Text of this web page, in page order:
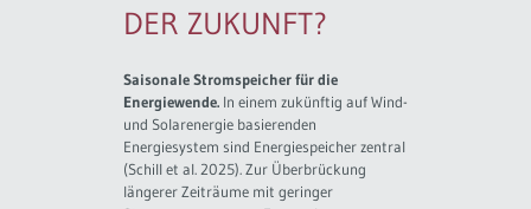
DER ZUKUNFT?
Saisonale Stromspeicher für die
Energiewende. In einem zukünftig auf Wind-
und Solarenergie basierenden
Energiesystem sind Energiespeicher zentral
(Schill et al. 2025). Zur Überbrückung
längerer Zeiträume mit geringer